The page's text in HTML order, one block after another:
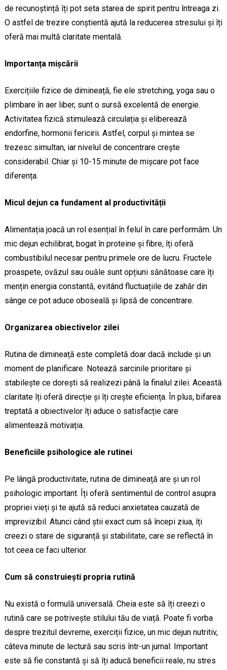
de recunoștință îți pot seta starea de spirit pentru întreaga zi.
O astfel de trezire conștientă ajută la reducerea stresului și îți
oferă mai multă claritate mentală.
Importanța mișcării
Exercițiile fizice de dimineață, fie ele stretching, yoga sau o
plimbare în aer liber, sunt o sursă excelentă de energie.
Activitatea fizică stimulează circulația și eliberează
endorfine, hormonii fericirii. Astfel, corpul și mintea se
trezesc simultan, iar nivelul de concentrare crește
considerabil. Chiar și 10-15 minute de mișcare pot face
diferența.
Micul dejun ca fundament al productivității
Alimentația joacă un rol esențial în felul în care performăm. Un
mic dejun echilibrat, bogat în proteine și fibre, îți oferă
combustibilul necesar pentru primele ore de lucru. Fructele
proaspete, ovăzul sau ouăle sunt opțiuni sănătoase care îți
mențin energia constantă, evitând fluctuațiile de zahăr din
sânge ce pot aduce oboseală și lipsă de concentrare.
Organizarea obiectivelor zilei
Rutina de dimineață este completă doar dacă include și un
moment de planificare. Notează sarcinile prioritare și
stabilește ce dorești să realizezi până la finalul zilei. Această
claritate îți oferă direcție și îți crește eficiența. În plus, bifarea
treptată a obiectivelor îți aduce o satisfacție care
alimentează motivația.
Beneficiile psihologice ale rutinei
Pe lângă productivitate, rutina de dimineață are și un rol
psihologic important. Îți oferă sentimentul de control asupra
propriei vieți și te ajută să reduci anxietatea cauzată de
imprevizibil. Atunci când știi exact cum să începi ziua, îți
creezi o stare de siguranță și stabilitate, care se reflectă în
tot ceea ce faci ulterior.
Cum să construiești propria rutină
Nu există o formulă universală. Cheia este să îți creezi o
rutină care se potrivește stilului tău de viață. Poate fi vorba
despre trezitul devreme, exerciții fizice, un mic dejun nutritiv,
câteva minute de lectură sau scris într-un jurnal. Important
este să fie constantă și să îți aducă beneficii reale, nu stres